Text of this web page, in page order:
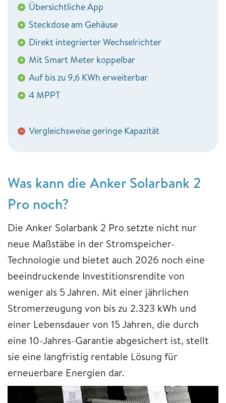
+ Übersichtliche App
+ Steckdose am Gehäuse
+ Direkt integrierter Wechselrichter
+ Mit Smart Meter koppelbar
+ Auf bis zu 9,6 KWh erweiterbar
+ 4 MPPT
− Vergleichsweise geringe Kapazität
Was kann die Anker Solarbank 2
Pro noch?
Die Anker Solarbank 2 Pro setzte nicht nur
neue Maßstäbe in der Stromspeicher-
Technologie und bietet auch 2026 noch eine
beeindruckende Investitionsrendite von
weniger als 5 Jahren. Mit einer jährlichen
Stromerzeugung von bis zu 2.323 kWh und
einer Lebensdauer von 15 Jahren, die durch
eine 10-Jahres-Garantie abgesichert ist, stellt
sie eine langfristig rentable Lösung für
erneuerbare Energien dar.